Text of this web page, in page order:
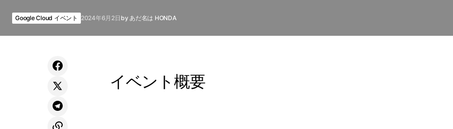
Google Cloud イベント 2024年6月2日 by あだ名は HONDA
イベント概要